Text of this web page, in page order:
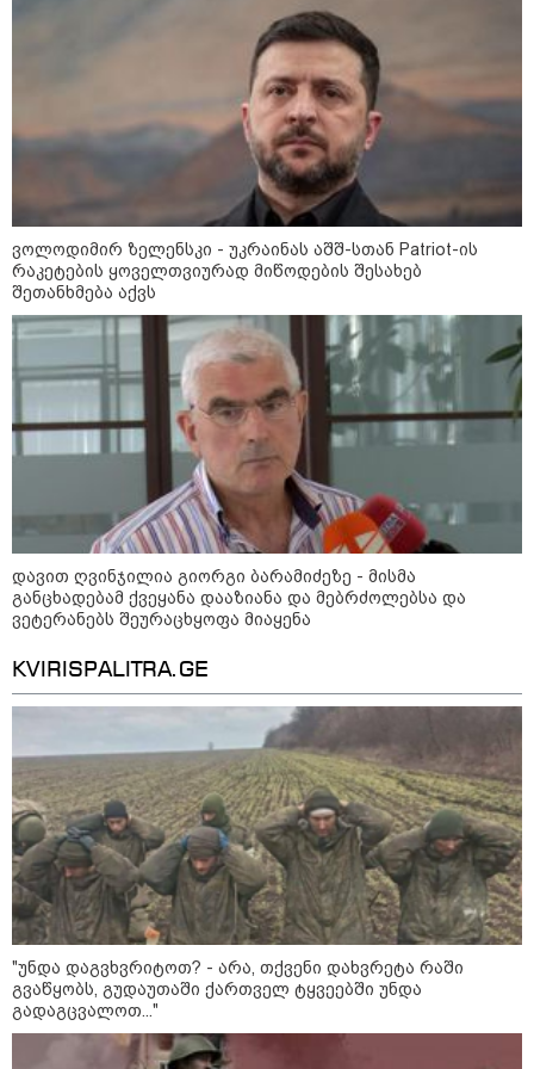
ირაკლი კობახიძე
კატეგორიის ყველა სიახლე
Eagle Hills-ის პროექტის
განხორციელება ეკონომიკის
ზრდის უპირობო გარანტია იქნება
- S&P Global Ratings
„წარმოებულია საქართველოში“ -
ქართული თაფლი ჩინეთის
ბაზარზე გასასვლელად ემზადება
- დეტალები
მსოფლიო სასიცოცხლოდ
მნიშვნელოვანი პროდუქტის
დეფიციტის წინაშე დგას
კონფლიქტები
ვოლოდიმირ ზელენსკი - უკრაინას აშშ-სთან Patriot-ის
რაკეტების ყოველთვიურად მიწოდების შესახებ
შეთანხმება აქვს
დავით ღვინჯილია გიორგი ბარამიძეზე - მისმა
განცხადებამ ქვეყანა დააზიანა და მებრძოლებსა და
ვეტერანებს შეურაცხყოფა მიაყენა
KVIRISPALITRA.GE
"უნდა დაგვხვრიტოთ? - არა, თქვენი დახვრეტა რაში
გვაწყობს, გუდაუთაში ქართველ ტყვეებში უნდა
გადაგცვალოთ..."